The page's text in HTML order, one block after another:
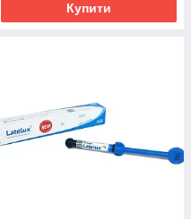
Купити